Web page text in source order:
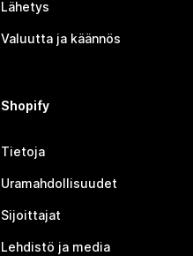
Lähetys
Valuutta ja käännös
Shopify
Tietoja
Uramahdollisuudet
Sijoittajat
Lehdistö ja media